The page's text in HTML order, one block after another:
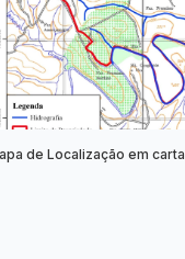
de Localização em carta